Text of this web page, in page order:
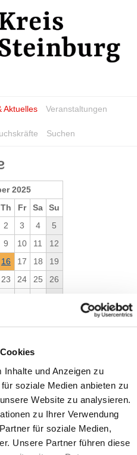
und Anzeigen zu
soziale Medien anbieten zu
Website zu analysieren.
zu Ihrer Verwendung
für soziale Medien,
Unsere Partner führen diese
Aktuelles Veranstaltungen
Suchen
2025
Th Fr Sa
Su
2 3 4
5
9 10 11
12
16 17 18
19
23 24 25
26
to the following criteria: